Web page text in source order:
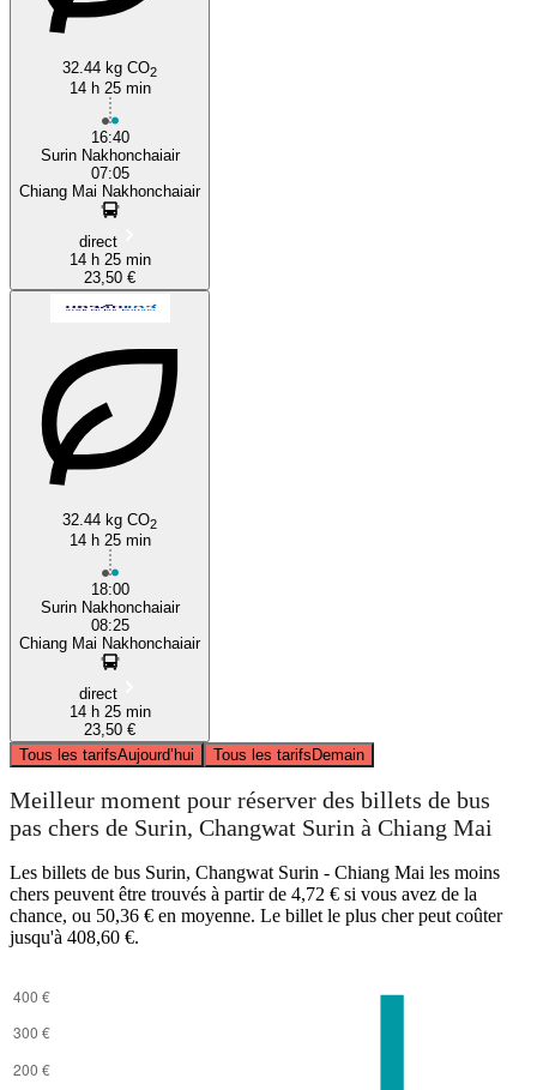
32.44 kg CO2
14 h 25 min
16:40
Surin Nakhonchaiair
07:05
Chiang Mai Nakhonchaiair
direct
14 h 25 min
23,50 €
32.44 kg CO2
14 h 25 min
18:00
Surin Nakhonchaiair
08:25
Chiang Mai Nakhonchaiair
direct
14 h 25 min
23,50 €
Tous les tarifsAujourd’hui Tous les tarifsDemain
Meilleur moment pour réserver des billets de bus
pas chers de Surin, Changwat Surin à Chiang Mai
Les billets de bus Surin, Changwat Surin - Chiang Mai les moins
chers peuvent être trouvés à partir de 4,72 € si vous avez de la
chance, ou 50,36 € en moyenne. Le billet le plus cher peut coûter
jusqu'à 408,60 €.